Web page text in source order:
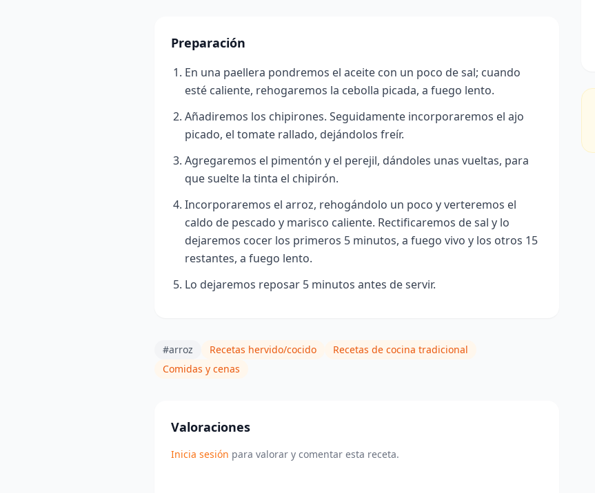
Preparación
En una paellera pondremos el aceite con un poco de sal; cuando
esté caliente, rehogaremos la cebolla picada, a fuego lento.
Añadiremos los chipirones. Seguidamente incorporaremos el ajo
picado, el tomate rallado, dejándolos freír.
Agregaremos el pimentón y el perejil, dándoles unas vueltas, para
que suelte la tinta el chipirón.
Incorporaremos el arroz, rehogándolo un poco y verteremos el
caldo de pescado y marisco caliente. Rectificaremos de sal y lo
dejaremos cocer los primeros 5 minutos, a fuego vivo y los otros 15
restantes, a fuego lento.
Lo dejaremos reposar 5 minutos antes de servir.
#arroz Recetas hervido/cocido
Recetas de cocina tradicional
Comidas y cenas
Valoraciones
Inicia sesión para valorar y comentar esta receta.